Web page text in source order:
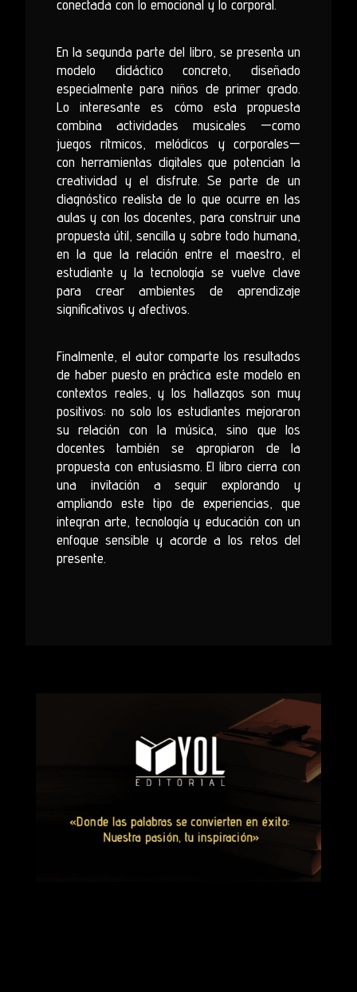
conectada con lo emocional y lo corporal.
En la segunda parte del libro, se presenta un
modelo didáctico concreto, diseñado
especialmente para niños de primer grado.
Lo interesante es cómo esta propuesta
combina actividades musicales —como
juegos rítmicos, melódicos y corporales—
con herramientas digitales que potencian la
creatividad y el disfrute. Se parte de un
diagnóstico realista de lo que ocurre en las
aulas y con los docentes, para construir una
propuesta útil, sencilla y sobre todo humana,
en la que la relación entre el maestro, el
estudiante y la tecnología se vuelve clave
para crear ambientes de aprendizaje
significativos y afectivos.
Finalmente, el autor comparte los resultados
de haber puesto en práctica este modelo en
contextos reales, y los hallazgos son muy
positivos: no solo los estudiantes mejoraron
su relación con la música, sino que los
docentes también se apropiaron de la
propuesta con entusiasmo. El libro cierra con
una invitación a seguir explorando y
ampliando este tipo de experiencias, que
integran arte, tecnología y educación con un
enfoque sensible y acorde a los retos del
presente.